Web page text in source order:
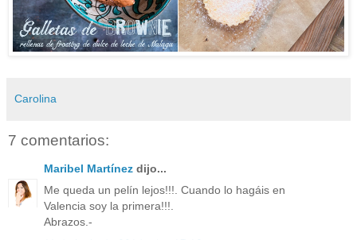
Carolina
7 comentarios:
Maribel Martínez dijo...
Me queda un pelín lejos!!!. Cuando lo hagáis en
Valencia soy la primera!!!.
Abrazos.-